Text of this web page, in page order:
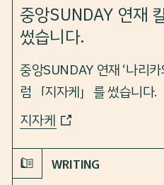
BOOKS
PROFILE
FAQ
CONTACT
중앙SUNDAY 연재
썼습니다.
중앙SUNDAY 연재 ‘나리
럼「지자케」를 썼습니다.
지자케
WRITING